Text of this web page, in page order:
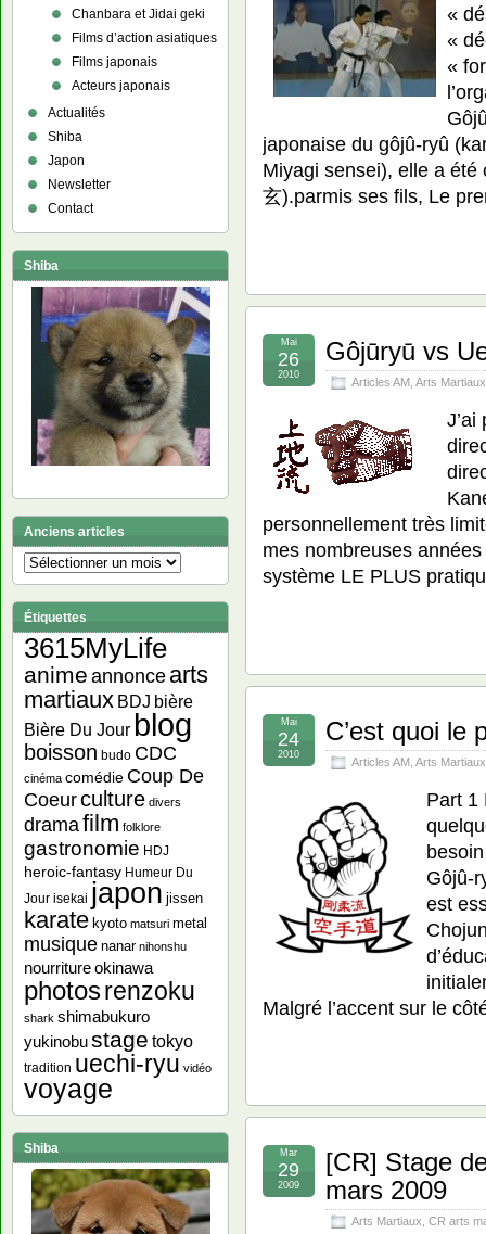
«
«
«
japonaise du gôjû-ryû
Miyagi sensei), elle a
玄).parmis ses fils, Le
Gôjūryū vs
Articles AM Arts Martiaux
Mai
26
2010
J’ai
personnellement très
mes nombreuses
système LE PLUS
C’est quoi le
Articles AM Arts Martiaux
Mai
24
2010
Part 1
Gôjû-
est
Malgré l’accent sur le
[CR] Stage
mars 2009
Arts Martiaux, CR arts
Mar
29
2009
Chanbara et Jidai geki
Films d’action asiatiques
Films japonais
Acteurs japonais
Actualités
Shiba
Japon
Newsletter
Contact
Shiba
Anciens articles
Anciens
articles
Étiquettes
3615MyLife
anime annonce arts
martiaux BDJ bière
Bière Du Jour blog
boisson budo CDC
cinéma comédie Coup De
Coeurculture divers
dramafilm folklore
gastronomie HDJ
heroic-fantasy Humeur Du
Jour isekai japon jissen
karate kyoto matsuri metal
musique nanar nihonshu
nourritureokinawa
photosrenzoku
shark shimabukuro
yukinobustage tokyo
tradition uechi-ryu vidéo
voyage
Shiba